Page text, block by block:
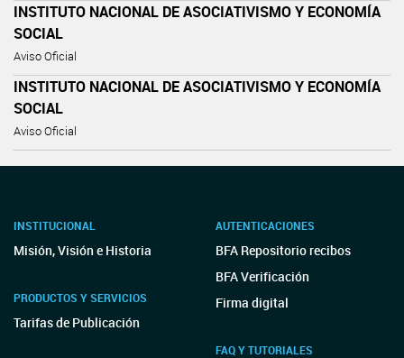
INSTITUTO NACIONAL DE ASOCIATIVISMO Y ECONOMÍA
SOCIAL
Aviso Oficial
INSTITUTO NACIONAL DE ASOCIATIVISMO Y ECONOMÍA
SOCIAL
Aviso Oficial
INSTITUCIONAL
Misión, Visión e Historia
PRODUCTOS Y SERVICIOS
Tarifas de Publicación
AUTENTICACIONES
BFA Repositorio recibos
BFA Verificación
Firma digital
FAQ Y TUTORIALES